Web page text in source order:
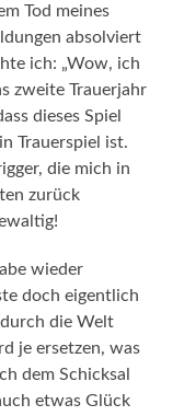
Tod meines
absolviert
ich: „Wow, ich
zweite Trauerjahr
dieses Spiel
Trauerspiel ist.
die mich in
zurück
wieder
doch eigentlich
die Welt
je ersetzen, was
dem Schicksal
etwas Glück